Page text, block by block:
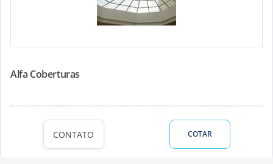
Alfa Coberturas
CONTATO COTAR